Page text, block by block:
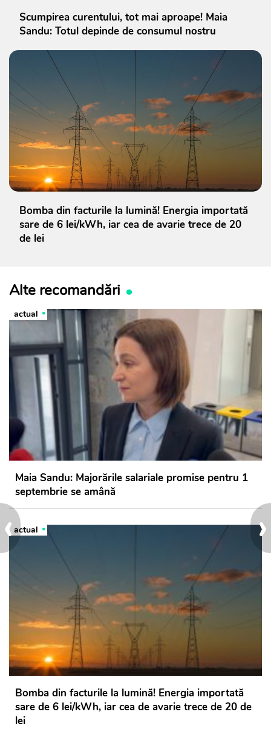
›
‹
Scumpirea curentului, tot mai aproape! Maia
Sandu: Totul depinde de consumul nostru
Bomba din facturile la lumină! Energia importată
sare de 6 lei/kWh, iar cea de avarie trece de 20
de lei
Alte recomandări
actual
Maia Sandu: Majorările salariale promise pentru 1
septembrie se amână
actual
Bomba din facturile la lumină! Energia importată
sare de 6 lei/kWh, iar cea de avarie trece de 20 de
lei